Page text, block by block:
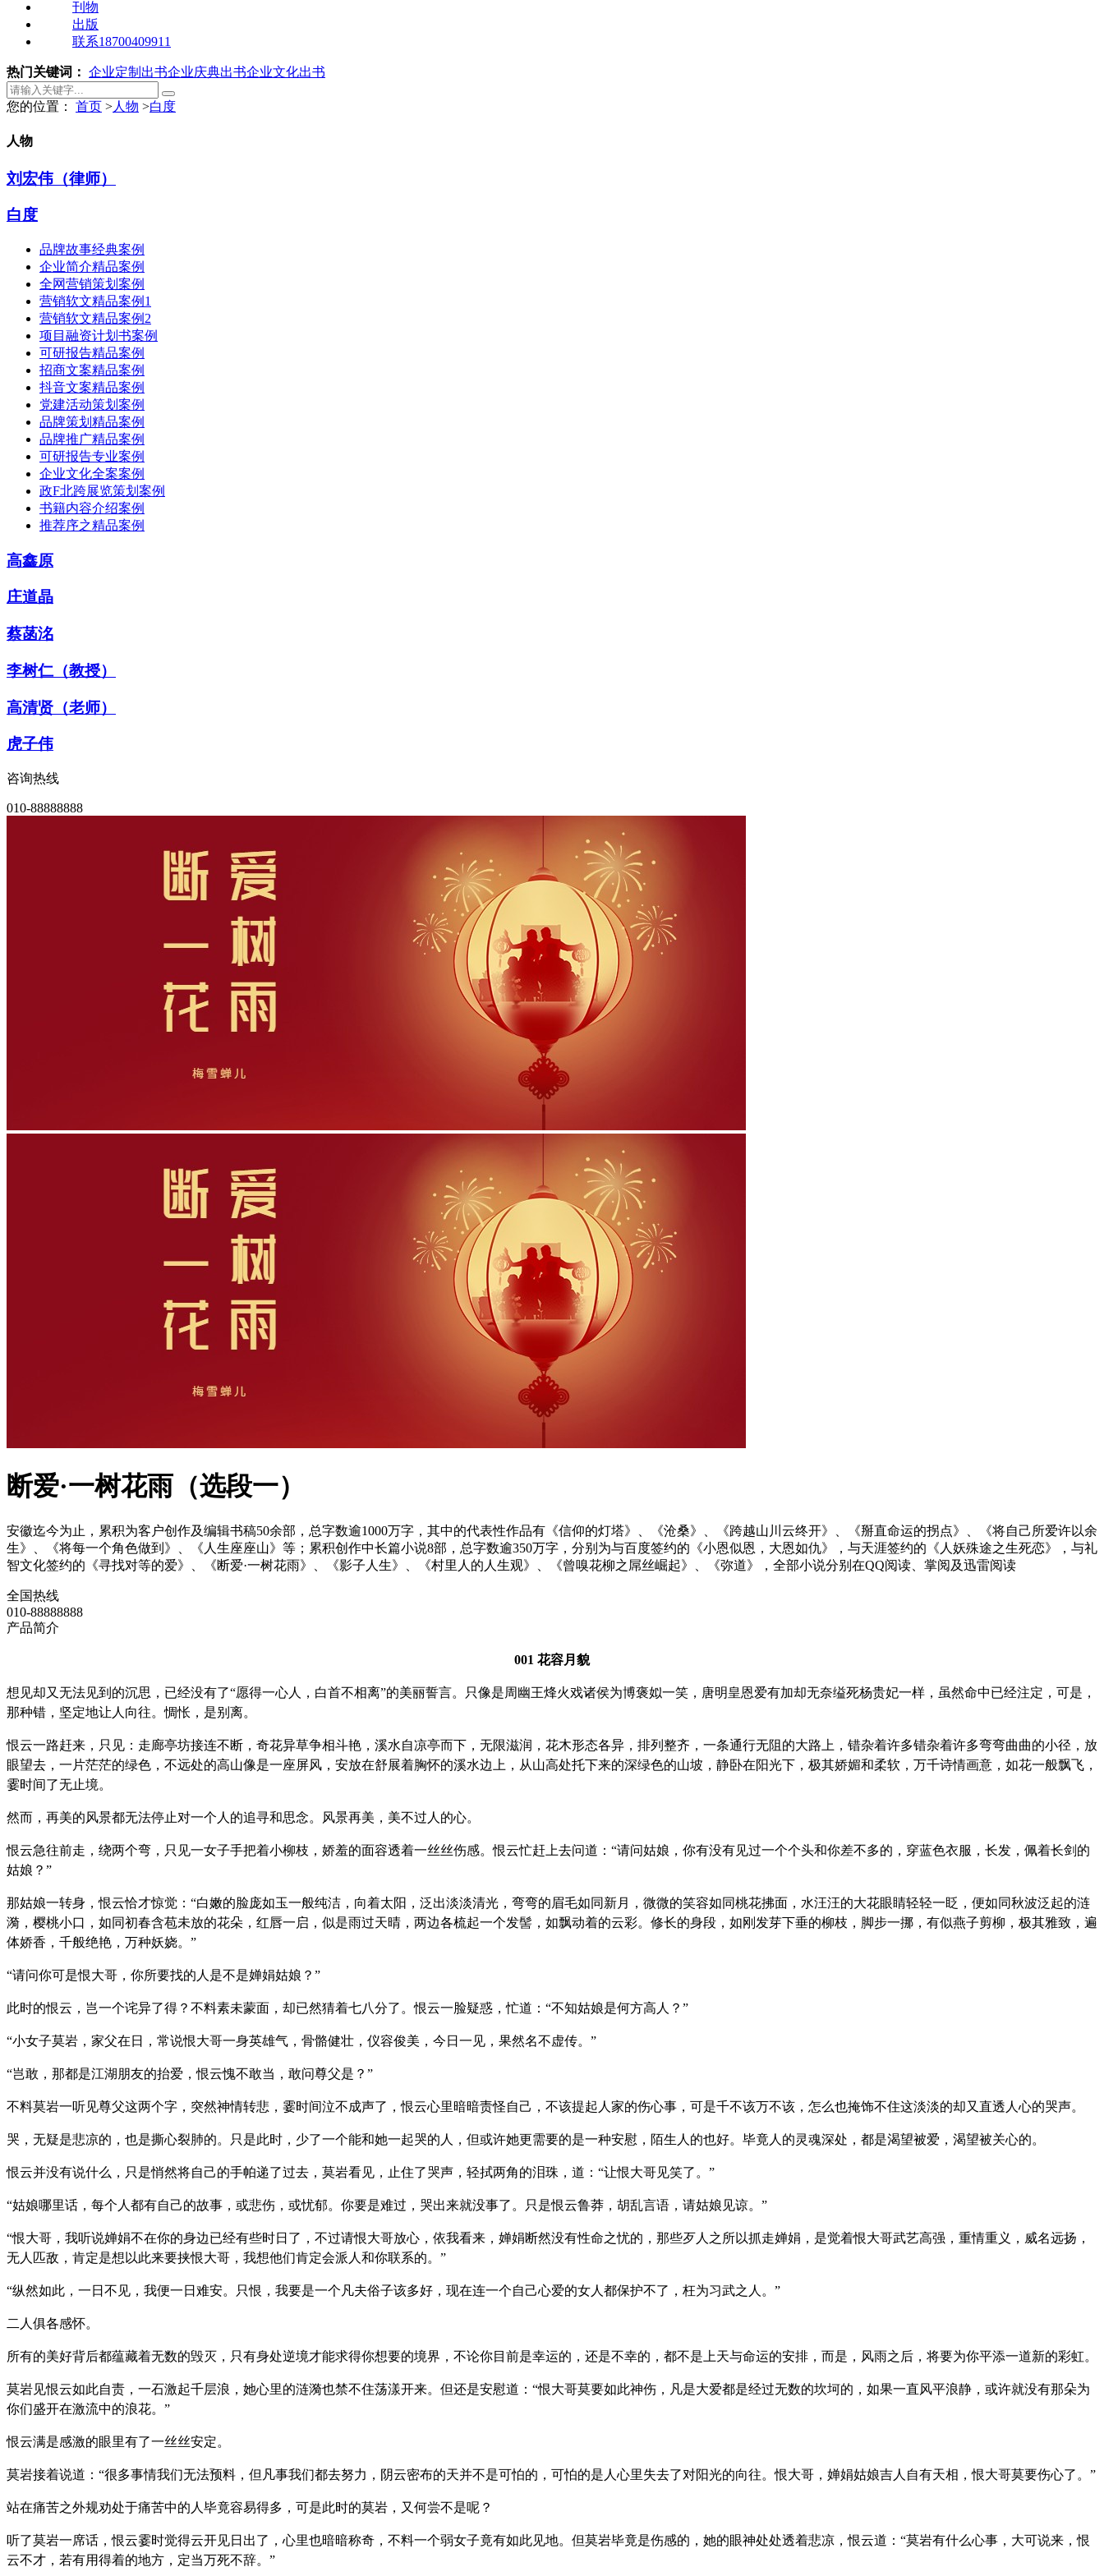
刊物
出版
联系18700409911
热门关键词： 企业定制出书企业庆典出书企业文化出书
您的位置： 首页 >人物 >白度
人物
刘宏伟（律师）
白度
品牌故事经典案例
企业简介精品案例
全网营销策划案例
营销软文精品案例1
营销软文精品案例2
项目融资计划书案例
可研报告精品案例
招商文案精品案例
抖音文案精品案例
党建活动策划案例
品牌策划精品案例
品牌推广精品案例
可研报告专业案例
企业文化全案案例
政F北跨展览策划案例
书籍内容介绍案例
推荐序之精品案例
高鑫原
庄道晶
蔡菡洺
李树仁（教授）
高清贤（老师）
虎子伟
咨询热线
010-88888888
断爱·一树花雨（选段一）
安徽迄今为止，累积为客户创作及编辑书稿50余部，总字数逾1000万字，其中的代表性作品有《信仰的灯塔》、《沧桑》、《跨越山川云终开》、《掰直命运的拐点》、《将自己所爱许以余
生》、《将每一个角色做到》、《人生座座山》等；累积创作中长篇小说8部，总字数逾350万字，分别为与百度签约的《小恩似恩，大恩如仇》，与天涯签约的《人妖殊途之生死恋》，与礼
智文化签约的《寻找对等的爱》、《断爱·一树花雨》、《影子人生》、《村里人的人生观》、《曾嗅花柳之屌丝崛起》、《弥道》，全部小说分别在QQ阅读、掌阅及迅雷阅读
全国热线
010-88888888
产品简介
001 花容月貌
想见却又无法见到的沉思，已经没有了“愿得一心人，白首不相离”的美丽誓言。只像是周幽王烽火戏诸侯为博褒姒一笑，唐明皇恩爱有加却无奈缢死杨贵妃一样，虽然命中已经注定，可是，
那种错，坚定地让人向往。惆怅，是别离。
恨云一路赶来，只见：走廊亭坊接连不断，奇花异草争相斗艳，溪水自凉亭而下，无限滋润，花木形态各异，排列整齐，一条通行无阻的大路上，错杂着许多错杂着许多弯弯曲曲的小径，放
眼望去，一片茫茫的绿色，不远处的高山像是一座屏风，安放在舒展着胸怀的溪水边上，从山高处托下来的深绿色的山坡，静卧在阳光下，极其娇媚和柔软，万千诗情画意，如花一般飘飞，
霎时间了无止境。
然而，再美的风景都无法停止对一个人的追寻和思念。风景再美，美不过人的心。
恨云急往前走，绕两个弯，只见一女子手把着小柳枝，娇羞的面容透着一丝丝伤感。恨云忙赶上去问道：“请问姑娘，你有没有见过一个个头和你差不多的，穿蓝色衣服，长发，佩着长剑的
姑娘？”
那姑娘一转身，恨云恰才惊觉：“白嫩的脸庞如玉一般纯洁，向着太阳，泛出淡淡清光，弯弯的眉毛如同新月，微微的笑容如同桃花拂面，水汪汪的大花眼睛轻轻一眨，便如同秋波泛起的涟
漪，樱桃小口，如同初春含苞未放的花朵，红唇一启，似是雨过天晴，两边各梳起一个发髻，如飘动着的云彩。修长的身段，如刚发芽下垂的柳枝，脚步一挪，有似燕子剪柳，极其雅致，遍
体娇香，千般绝艳，万种妖娆。”
“请问你可是恨大哥，你所要找的人是不是婵娟姑娘？”
此时的恨云，岂一个诧异了得？不料素未蒙面，却已然猜着七八分了。恨云一脸疑惑，忙道：“不知姑娘是何方高人？”
“小女子莫岩，家父在日，常说恨大哥一身英雄气，骨骼健壮，仪容俊美，今日一见，果然名不虚传。”
“岂敢，那都是江湖朋友的抬爱，恨云愧不敢当，敢问尊父是？”
不料莫岩一听见尊父这两个字，突然神情转悲，霎时间泣不成声了，恨云心里暗暗责怪自己，不该提起人家的伤心事，可是千不该万不该，怎么也掩饰不住这淡淡的却又直透人心的哭声。
哭，无疑是悲凉的，也是撕心裂肺的。只是此时，少了一个能和她一起哭的人，但或许她更需要的是一种安慰，陌生人的也好。毕竟人的灵魂深处，都是渴望被爱，渴望被关心的。
恨云并没有说什么，只是悄然将自己的手帕递了过去，莫岩看见，止住了哭声，轻拭两角的泪珠，道：“让恨大哥见笑了。”
“姑娘哪里话，每个人都有自己的故事，或悲伤，或忧郁。你要是难过，哭出来就没事了。只是恨云鲁莽，胡乱言语，请姑娘见谅。”
“恨大哥，我听说婵娟不在你的身边已经有些时日了，不过请恨大哥放心，依我看来，婵娟断然没有性命之忧的，那些歹人之所以抓走婵娟，是觉着恨大哥武艺高强，重情重义，威名远扬，
无人匹敌，肯定是想以此来要挟恨大哥，我想他们肯定会派人和你联系的。”
“纵然如此，一日不见，我便一日难安。只恨，我要是一个凡夫俗子该多好，现在连一个自己心爱的女人都保护不了，枉为习武之人。”
二人俱各感怀。
所有的美好背后都蕴藏着无数的毁灭，只有身处逆境才能求得你想要的境界，不论你目前是幸运的，还是不幸的，都不是上天与命运的安排，而是，风雨之后，将要为你平添一道新的彩虹。
莫岩见恨云如此自责，一石激起千层浪，她心里的涟漪也禁不住荡漾开来。但还是安慰道：“恨大哥莫要如此神伤，凡是大爱都是经过无数的坎坷的，如果一直风平浪静，或许就没有那朵为
你们盛开在激流中的浪花。”
恨云满是感激的眼里有了一丝丝安定。
莫岩接着说道：“很多事情我们无法预料，但凡事我们都去努力，阴云密布的天并不是可怕的，可怕的是人心里失去了对阳光的向往。恨大哥，婵娟姑娘吉人自有天相，恨大哥莫要伤心了。”
站在痛苦之外规劝处于痛苦中的人毕竟容易得多，可是此时的莫岩，又何尝不是呢？
听了莫岩一席话，恨云霎时觉得云开见日出了，心里也暗暗称奇，不料一个弱女子竟有如此见地。但莫岩毕竟是伤感的，她的眼神处处透着悲凉，恨云道：“莫岩有什么心事，大可说来，恨
云不才，若有用得着的地方，定当万死不辞。”